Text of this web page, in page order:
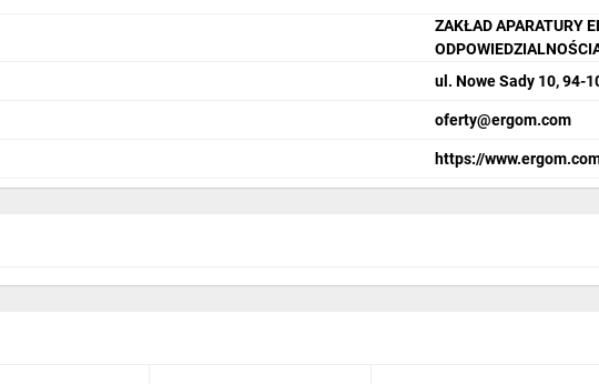
ZAKŁAD APARATURY
ul. Nowe Sady 10, 94-
oferty@ergom.com
https://